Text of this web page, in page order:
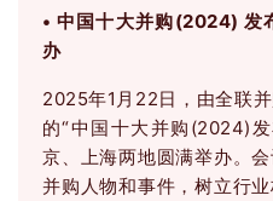
• 中国十大并购(2024) 发
办
2025年1月22日，由全联
的“中国十大并购(2024)
京、上海两地圆满举办。
并购人物和事件，树立行